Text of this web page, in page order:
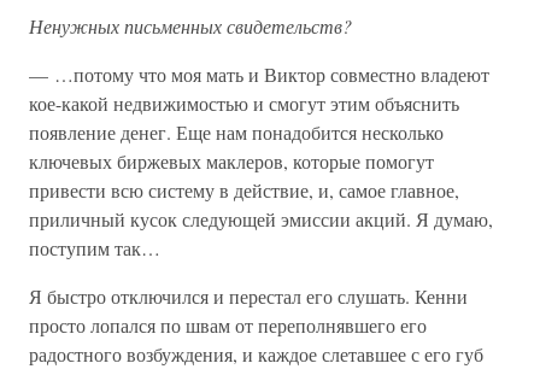
Ненужных письменных свидетельств?
— …потому что моя мать и Виктор совместно владеют
кое-какой недвижимостью и смогут этим объяснить
появление денег. Еще нам понадобится несколько
ключевых биржевых маклеров, которые помогут
привести всю систему в действие, и, самое главное,
приличный кусок следующей эмиссии акций. Я думаю,
поступим так…
Я быстро отключился и перестал его слушать. Кенни
просто лопался по швам от переполнявшего его
радостного возбуждения, и каждое слетавшее с его губ